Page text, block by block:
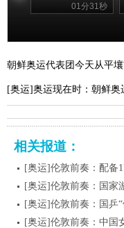
01分31秒
朝鲜奥运代表团今天从平
[奥运]奥运现在时：朝鲜奥
相关报道：
[奥运]伦敦前奏：配备
[奥运]伦敦前奏：国家
[奥运]伦敦前奏：国乒
[奥运]伦敦前奏：中国